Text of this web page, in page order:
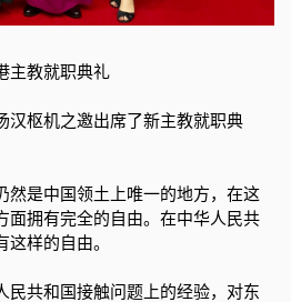
主教就职典礼
汉枢机之邀出席了新主教就职典
然是中国领土上唯一的地方，在这
面拥有完全的自由。在中华人民共
样的自由。
民共和国接触问题上的经验，对东